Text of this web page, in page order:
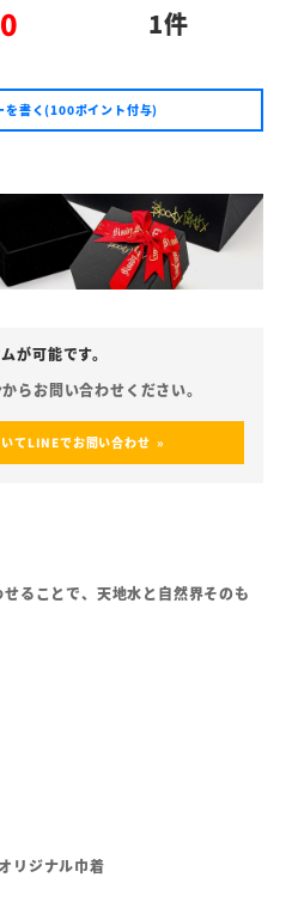
1
を書く(100ポイント付与)
てLINEでお問い合わせ
ることで、天地水と自然界そのも
リジナル巾着